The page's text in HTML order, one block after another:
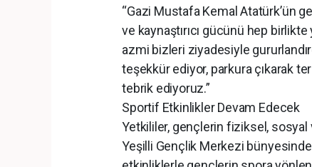
“Gazi Mustafa Kemal Atatürk’ün
ve kaynaştırıcı gücünü hep
azmi bizleri ziyadesiyle
teşekkür ediyor, parkura çıkarak
tebrik ediyoruz.”
Sportif Etkinlikler Devam Edecek
Yetkililer, gençlerin fiziksel,
Yeşilli Gençlik Merkezi